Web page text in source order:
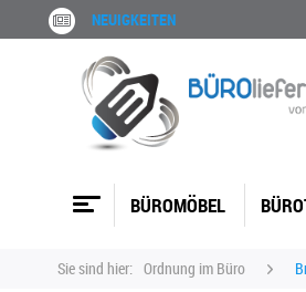
NEUIGKEITEN
BÜROMÖBEL
Sie sind hier: Ordnung im Büro